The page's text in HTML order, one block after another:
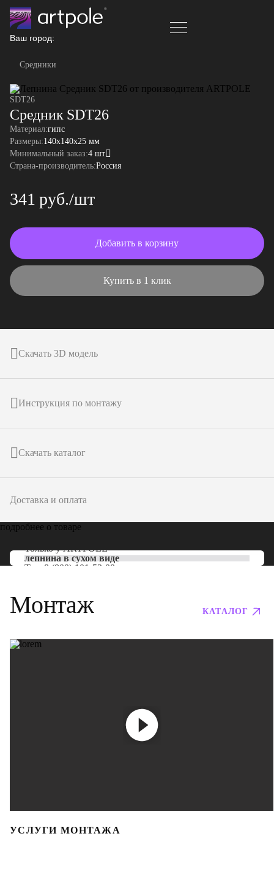
Ваш город:
Средники
SDT26
Средник SDT26
Материал:гипс
Размеры:140x140x25 мм
Минимальный заказ:4 шт
Страна-производитель:Россия
341 руб./шт
Добавить в корзину
Купить в 1 клик
Скачать 3D модель
Инструкция по монтажу
Скачать каталог
Доставка и оплата
подробнее о товаре
Только уARTPOLE
лепнина в сухом виде
Тел: 8 (800) 101-53-00
Монтаж КАТАЛОГ
УСЛУГИ МОНТАЖА